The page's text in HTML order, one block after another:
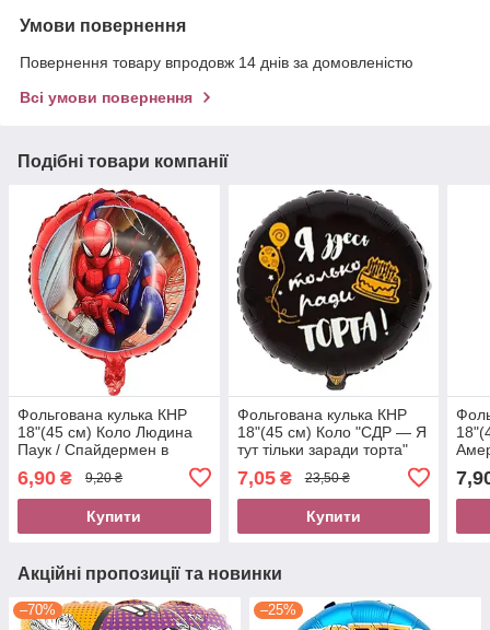
Умови повернення
Повернення товару впродовж 14 днів за домовленістю
Всі умови повернення
Подібні товари компанії
Фольгована кулька КНР
18"(45 см) Коло Людина
Паук / Спайдермен в
6,90 ₴ 9,20 ₴
Купити
Фольгована кулька КНР
18"(45 см) Коло "СДР — Я
тут тільки заради торта"
7,05₴ 23,50 ₴
Купити
Акційні пропозиції та новинки
–70% –25%